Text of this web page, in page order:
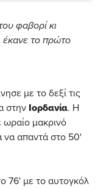
φαβορί κι
έκανε το πρώτο
με το δεξί τις
στην Ιορδανία. Η
ωραίο μακρινό
να απαντά στο 50'
76' με το αυτογκόλ